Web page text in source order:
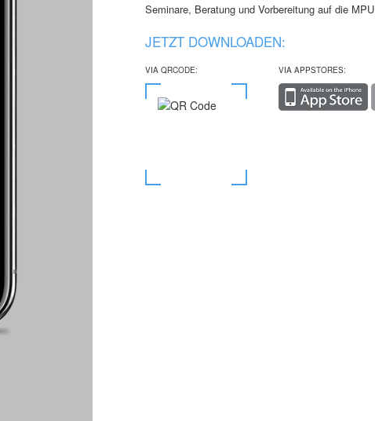
Seminare, Beratung und Vorbereitung auf die MPU
JETZT DOWNLOADEN:
VIA QRCODE: VIA APPSTORES: